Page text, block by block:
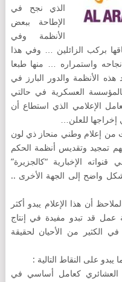
الذي نجح في
الإطاحة ببعض
الأنظمة وفي
بركب الزائلين … وفي هذا
واستمراره … منها طبعا
هذه الأنظمة والدور البارز في
العسكرية في حالتي
الإعلامي الذي استطاع أن
للعلن…
من إعلام وطني منحاز ذي لون
تمجيد وتقديس أنظمة الحكم
الإخبارية “كالجزيرة”
واضح إلى الجهة الأخرى ..
أن هذا الإعلام يبدو أكثر
قد تبدو مفيدة في إنتاج
الكثير من الأحيان لحقيقة
على النقاط التالية :
و العشائري كعامل أساسي في